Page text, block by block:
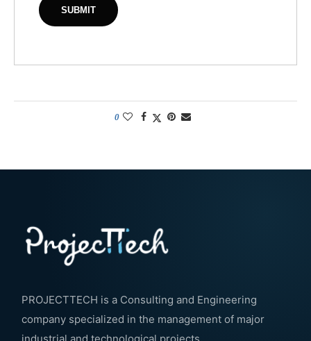
0
PROJECTTECH is a Consulting and Engineering
company specialized in the management of major
industrial and technological projects.